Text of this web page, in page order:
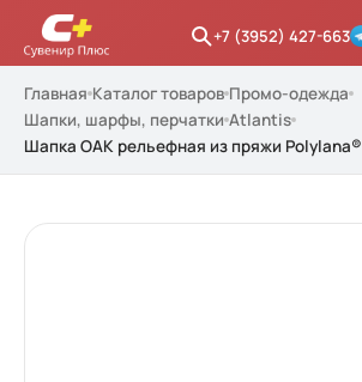
+7 (3952) 427-663
Главная Каталог товаров Промо-одежда
Шапки, шарфы, перчатки Atlantis
Шапка OAK рельефная из пряжи Polylana®